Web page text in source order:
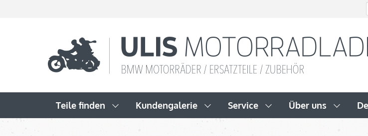
Teile finden Kundengalerie Service Über uns